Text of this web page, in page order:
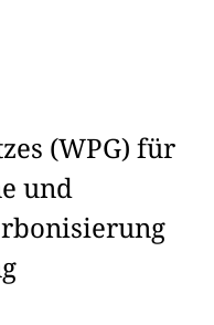
(WPG) für
und